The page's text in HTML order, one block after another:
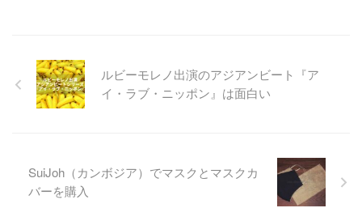
ルビーモレノ出演のアジアンビート『ア
イ・ラブ・ニッポン』は面白い
SuiJoh（カンボジア）でマスクとマスクカ
バーを購入